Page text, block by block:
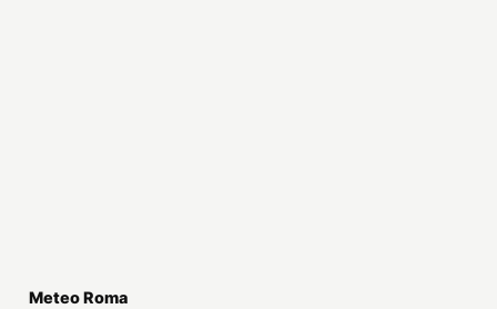
Meteo Roma